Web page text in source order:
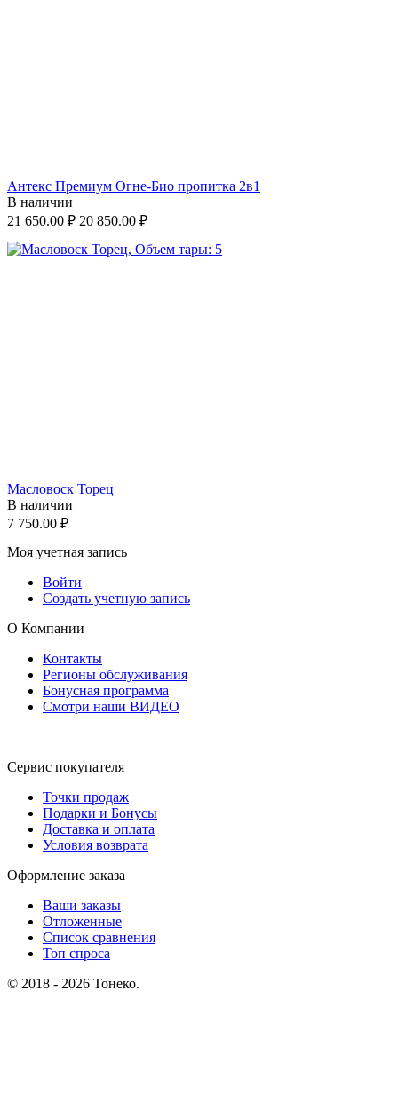
Антекс Премиум Огне-Био пропитка 2в1
В наличии
21 650.00 ₽ 20 850.00 ₽
Масловоск Торец
В наличии
7 750.00 ₽
Моя учетная запись
Войти
Создать учетную запись
О Компании
Контакты
Регионы обслуживания
Бонусная программа
Смотри наши ВИДЕО
Сервис покупателя
Точки продаж
Подарки и Бонусы
Доставка и оплата
Условия возврата
Оформление заказа
Ваши заказы
Отложенные
Список сравнения
Топ спроса
© 2018 - 2026 Тонеко.